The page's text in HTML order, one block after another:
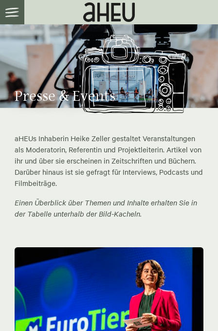
Presse & Events
aHEUs Inhaberin Heike Zeller gestaltet Veranstaltungen
als Moderatorin, Referentin und Projektleiterin. Artikel von
ihr und über sie erscheinen in Zeitschriften und Büchern.
Darüber hinaus ist sie gefragt für Interviews, Podcasts und
Filmbeiträge.
Einen Überblick über Themen und Inhalte erhalten Sie in
der Tabelle unterhalb der Bild-Kacheln.